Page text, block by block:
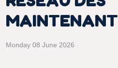
MAINTENANT
Monday 08 June 2026